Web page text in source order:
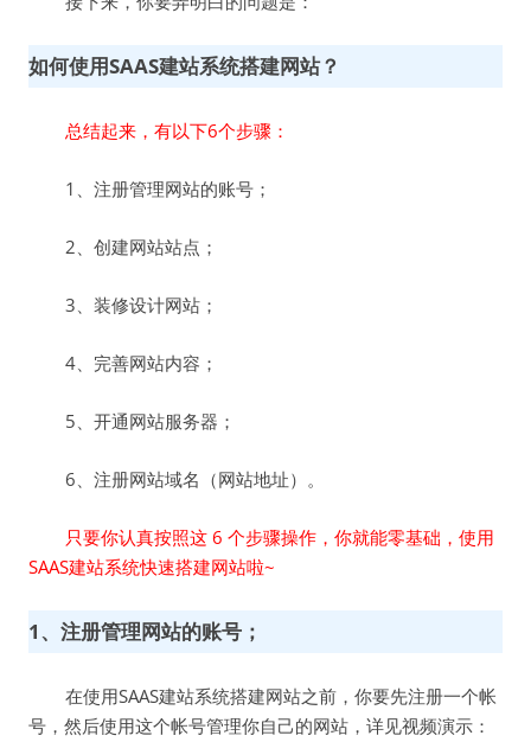
如何使用SAAS建站系统搭建网站？
总结起来，有以下6个步骤：
1、注册管理网站的账号；
2、创建网站站点；
3、装修设计网站；
4、完善网站内容；
5、开通网站服务器；
6、注册网站域名（网站地址）。
只要你认真按照这 6 个步骤操作，你就能零基础，使用
SAAS建站系统快速搭建网站啦~
1、注册管理网站的账号；
在使用SAAS建站系统搭建网站之前，你要先注册一个帐
号，然后使用这个帐号管理你自己的网站，详见视频演示：